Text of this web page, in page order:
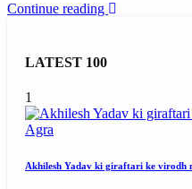
Continue reading
LATEST 100
1
Agra
Akhilesh Yadav ki giraftari ke virodh